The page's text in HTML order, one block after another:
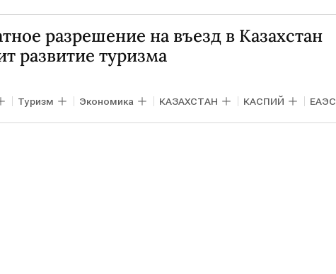
разрешение на въезд в Казахстан
развитие туризма
Туризм Экономика КАЗАХСТАН КАСПИЙ ЕАЭС